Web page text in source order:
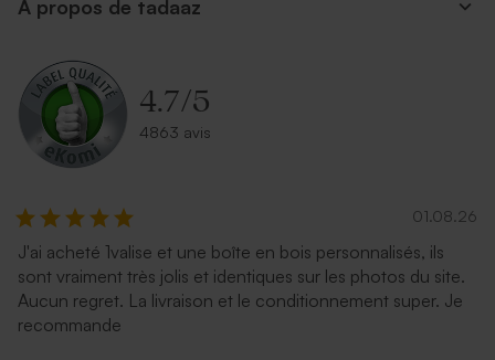
A propos de tadaaz
4.7/5
4863 avis
01.08.26
J'ai acheté 1valise et une boîte en bois personnalisés, ils
sont vraiment très jolis et identiques sur les photos du site.
Aucun regret. La livraison et le conditionnement super. Je
recommande